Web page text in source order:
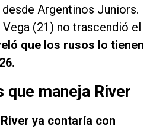
Argentinos Juniors.
Vega (21) no trascendió el
que los rusos lo tienen
que maneja River
River ya contaría con